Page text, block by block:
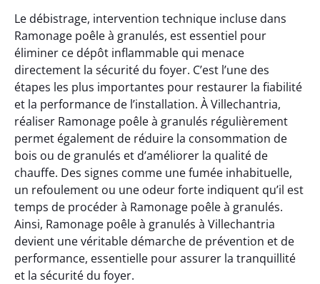
Le débistrage, intervention technique incluse dans
Ramonage poêle à granulés, est essentiel pour
éliminer ce dépôt inflammable qui menace
directement la sécurité du foyer. C’est l’une des
étapes les plus importantes pour restaurer la fiabilité
et la performance de l’installation. À Villechantria,
réaliser Ramonage poêle à granulés régulièrement
permet également de réduire la consommation de
bois ou de granulés et d’améliorer la qualité de
chauffe. Des signes comme une fumée inhabituelle,
un refoulement ou une odeur forte indiquent qu’il est
temps de procéder à Ramonage poêle à granulés.
Ainsi, Ramonage poêle à granulés à Villechantria
devient une véritable démarche de prévention et de
performance, essentielle pour assurer la tranquillité
et la sécurité du foyer.